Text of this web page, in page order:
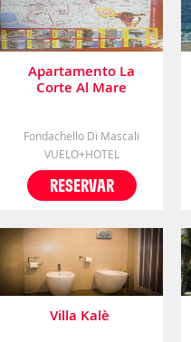
Apartamento La
Corte Al Mare
Fondachello Di Mascali
VUELO+HOTEL
RESERVAR
Villa Kalè